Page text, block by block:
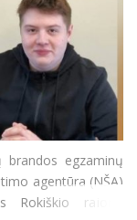
brandos egzaminų
agentūra (NŠA)
rajono